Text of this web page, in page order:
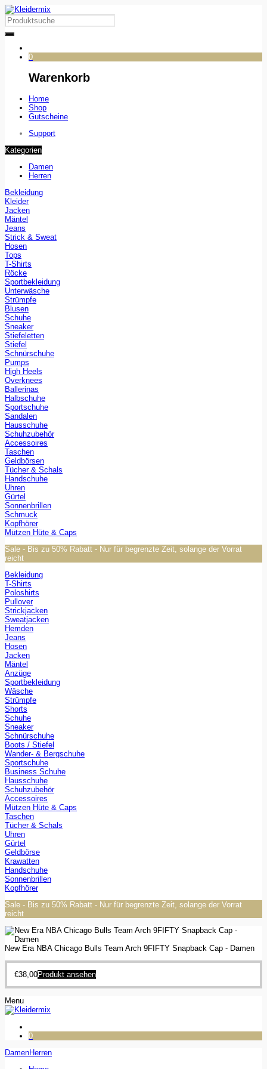
0
Warenkorb
Home
Shop
Gutscheine
Support
Kategorien
Damen
Herren
Bekleidung
Kleider
Jacken
Mäntel
Jeans
Strick & Sweat
Hosen
Tops
T-Shirts
Röcke
Sportbekleidung
Unterwäsche
Strümpfe
Blusen
Schuhe
Sneaker
Stiefeletten
Stiefel
Schnürschuhe
Pumps
High Heels
Overknees
Ballerinas
Halbschuhe
Sportschuhe
Sandalen
Hausschuhe
Schuhzubehör
Accessoires
Taschen
Geldbörsen
Tücher & Schals
Handschuhe
Uhren
Gürtel
Sonnenbrillen
Schmuck
Kopfhörer
Mützen Hüte & Caps
Sale - Bis zu 50% Rabatt - Nur für begrenzte Zeit, solange der Vorrat
reicht
Bekleidung
T-Shirts
Poloshirts
Pullover
Strickjacken
Sweatjacken
Hemden
Jeans
Hosen
Jacken
Mäntel
Anzüge
Sportbekleidung
Wäsche
Strümpfe
Shorts
Schuhe
Sneaker
Schnürschuhe
Boots / Stiefel
Wander- & Bergschuhe
Sportschuhe
Business Schuhe
Hausschuhe
Schuhzubehör
Accessoires
Mützen Hüte & Caps
Taschen
Tücher & Schals
Uhren
Gürtel
Geldbörse
Krawatten
Handschuhe
Sonnenbrillen
Kopfhörer
Sale - Bis zu 50% Rabatt - Nur für begrenzte Zeit, solange der Vorrat
reicht
New Era NBA Chicago Bulls Team Arch 9FIFTY Snapback Cap - Damen
€38,00Produkt ansehen
Menu
0
DamenHerren